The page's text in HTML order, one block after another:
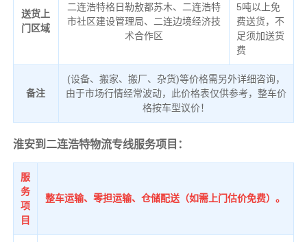
送货上
门区域
二连浩特格日勒敖都苏木、二连浩特
市社区建设管理局、二连边境经济技
术合作区
5吨以上免
费送货，不
足须加送货
费
备注
(设备、搬家、搬厂、杂货)等价格需另外详细咨询，
由于市场行情经常波动，此价格表仅供参考，整车价
格按车型议价！
淮安到二连浩特物流专线服务项目：
服
务
项
目
整车运输、零担运输、仓储配送（如需上门估价免费）。